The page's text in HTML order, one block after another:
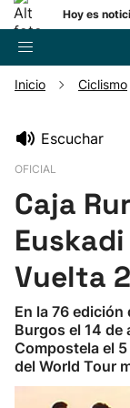
Hoy es
Pelota
Remo
Baloncesto
Ciclismo
Inicio Ciclismo
Escuchar
OFICIAL
Caja
Vuelta
En la 76 edición
Burgos el 14 de
Compostela el
del World Tour